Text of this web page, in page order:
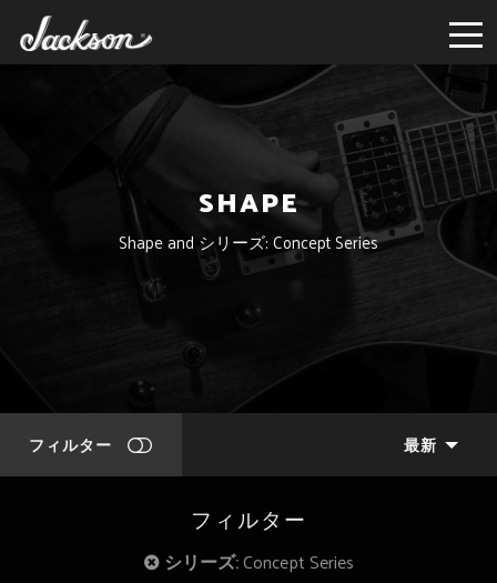
SHAPE
Shape and シリーズ: Concept Series
フィルター 最新
フィルター
シリーズ:Concept Series